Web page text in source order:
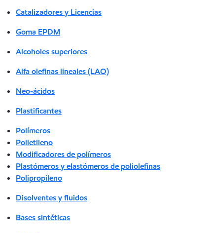
Catalizadores y Licencias
Goma EPDM
Alcoholes superiores
Alfa olefinas lineales (LAO)
Neo-ácidos
Plastificantes
Polímeros
Polietileno
Modificadores de polímeros
Plastómeros y elastómeros de poliolefinas
Polipropileno
Disolventes y fluidos
Bases sintéticas